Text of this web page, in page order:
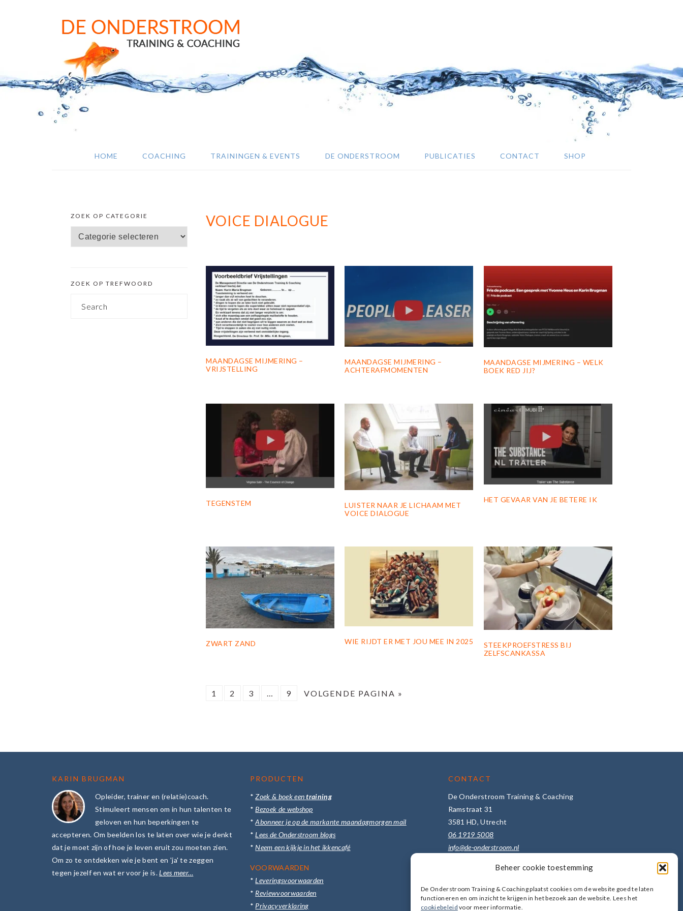
Beheer cookie toestemming
De Onderstroom Training & Coaching plaatst cookies om de website goed te laten
functioneren en om inzicht te krijgen in het bezoek aan de website. Lees het
cookiebeleid voor meer informatie.
HOME COACHING TRAININGEN & EVENTS DE ONDERSTROOM PUBLICATIES CONTACT SHOP
VOICE DIALOGUE
MAANDAGSE MIJMERING –
VRIJSTELLING
MAANDAGSE MIJMERING –
ACHTERAFMOMENTEN
MAANDAGSE MIJMERING – WELK
BOEK RED JIJ?
TEGENSTEM
LUISTER NAAR JE LICHAAM MET
VOICE DIALOGUE
HET GEVAAR VAN JE BETERE IK
ZWART ZAND WIE RIJDT ER MET JOU MEE IN 2025
STEEKPROEFSTRESS BIJ
ZELFSCANKASSA
PAGINA
1 PAGINA
2 PAGINA
3
Interim
… PAGINA
9
GA
VOLGENDE PAGINA »
SECUNDAIRE
SIDEBAR
ZOEK OP CATEGORIE
Zoek
op
ZOEK OP TREFWOORD
KARIN BRUGMAN
Opleider, trainer en (relatie)coach.
Stimuleert mensen om in hun talenten te
geloven en hun beperkingen te
accepteren. Om beelden los te laten over wie je denkt
dat je moet zijn of hoe je leven eruit zou moeten zien.
Om zo te ontdekken wie je bent en 'ja' te zeggen
tegen jezelf en wat er voor je is.Lees meer…
PRODUCTEN
*Zoek & boek eentraining
*Bezoek de webshop
*Abonneer je op de markante maandagmorgen mail
*Lees de Onderstroom blogs
*Neem een kijkje in het ikkencafé
VOORWAARDEN
*Leveringsvoorwaarden
* Reviewvoorwaarden
* Privacyverklaring
CONTACT
De Onderstroom Training & Coaching
Ramstraat 31
3581 HD, Utrecht
06 1919 5008
info@de-onderstroom.nl
Meer bedrijfsgegevens ->
Stuur een bericht ->